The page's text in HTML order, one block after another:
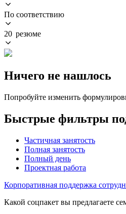
По соответствию
20 резюме
Ничего не нашлось
Попробуйте изменить
Быстрые фильтры
Частичная занятость
Полная занятость
Полный день
Проектная работа
Корпоративная поддержка
Какой соцпакет вы предлагаете